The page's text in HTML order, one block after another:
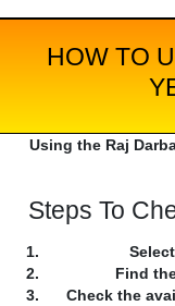
HOW TO
Using the Raj
Steps To
Find
Check the